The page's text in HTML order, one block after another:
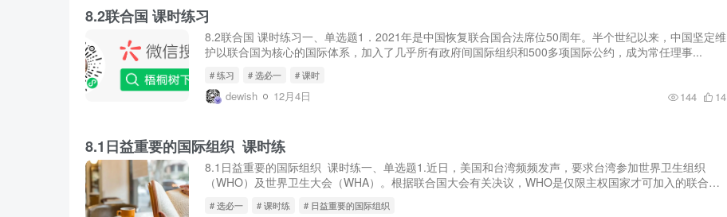
8.2联合国 课时练习
8.2联合国 课时练习一、单选题1．2021年是中国恢复联合国合法席位50周年。半个世纪以来，中国坚定维
护以联合国为核心的国际体系，加入了几乎所有政府间国际组织和500多项国际公约，成为常任理事...
# 练习 # 选必一 # 课时
dewish 12月4日 144 14
8.1日益重要的国际组织 课时练
8.1日益重要的国际组织 课时练一、单选题1.近日，美国和台湾频频发声，要求台湾参加世界卫生组织
（WHO）及世界卫生大会（WHA）。根据联合国大会有关决议，WHO是仅限主权国家才可加入的联合
# 选必一 # 课时练 # 日益重要的国际组织